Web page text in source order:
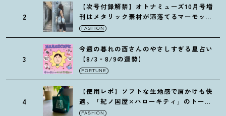
2
【次号付録解禁】オトナミューズ10月号増
刊はメタリック素材が洒落てるマーモット
の保冷バッグ
FASHION
3
今週の暮れの酉さんのやさしすぎる星占い
【8/3‐8/9の運勢】
FORTUNE
4
【使用レポ】ソフトな生地感で肩かけも快
適。「紀ノ国屋×ハローキティ」のトート
がガシガシ使えて最高です
FASHION